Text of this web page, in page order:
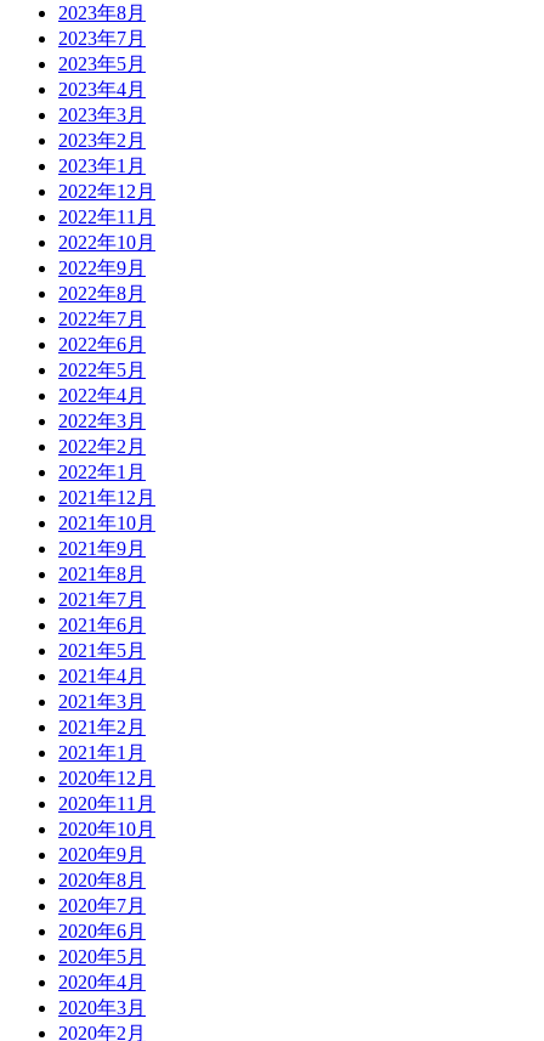
2023年8月
2023年7月
2023年5月
2023年4月
2023年3月
2023年2月
2023年1月
2022年12月
2022年11月
2022年10月
2022年9月
2022年8月
2022年7月
2022年6月
2022年5月
2022年4月
2022年3月
2022年2月
2022年1月
2021年12月
2021年10月
2021年9月
2021年8月
2021年7月
2021年6月
2021年5月
2021年4月
2021年3月
2021年2月
2021年1月
2020年12月
2020年11月
2020年10月
2020年9月
2020年8月
2020年7月
2020年6月
2020年5月
2020年4月
2020年3月
2020年2月